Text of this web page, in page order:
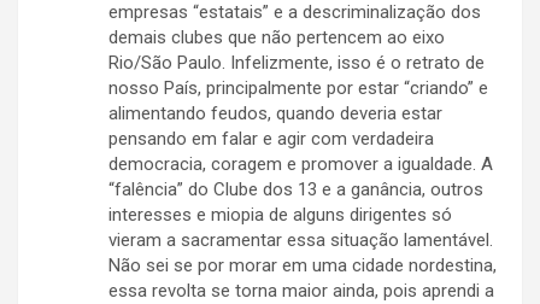
empresas “estatais” e a descriminalização dos
demais clubes que não pertencem ao eixo
Rio/São Paulo. Infelizmente, isso é o retrato de
nosso País, principalmente por estar “criando” e
alimentando feudos, quando deveria estar
pensando em falar e agir com verdadeira
democracia, coragem e promover a igualdade. A
“falência” do Clube dos 13 e a ganância, outros
interesses e miopia de alguns dirigentes só
vieram a sacramentar essa situação lamentável.
Não sei se por morar em uma cidade nordestina,
essa revolta se torna maior ainda, pois aprendi a